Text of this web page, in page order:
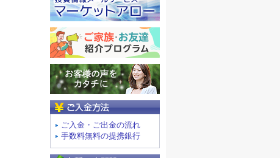
ご入金・ご出金の流れ
手数料無料の提携銀行